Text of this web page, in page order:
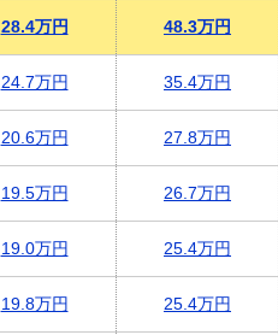
28.4万円 48.3万円
24.7万円 35.4万円
20.6万円 27.8万円
19.5万円 26.7万円
19.0万円 25.4万円
19.8万円 25.4万円